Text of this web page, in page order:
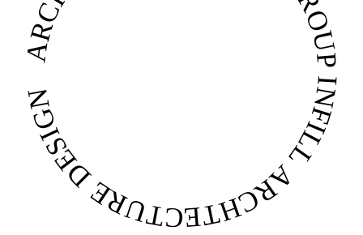
INFILL ARCHTECTURE DESIGN GROUP INFILL ARCHTECTURE DESIGN GROUP